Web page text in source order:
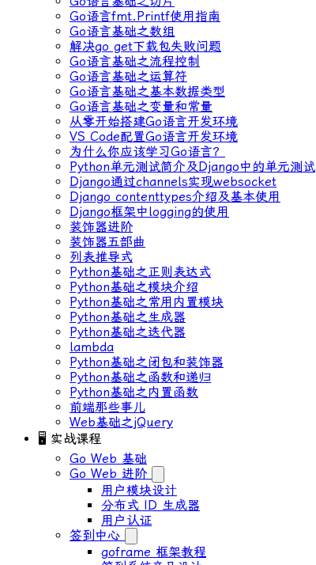
Go语言fmt.Printf使用指南
Go语言基础之数组
解决go get下载包失败问题
Go语言基础之流程控制
Go语言基础之运算符
Go语言基础之基本数据类型
Go语言基础之变量和常量
从零开始搭建Go语言开发环境
VS Code配置Go语言开发环境
为什么你应该学习Go语言？
Python单元测试简介及Django中的单元测试
Django通过channels实现websocket
Django contenttypes介绍及基本使用
Django框架中logging的使用
装饰器进阶
装饰器五部曲
列表推导式
Python基础之正则表达式
Python基础之模块介绍
Python基础之常用内置模块
Python基础之生成器
Python基础之迭代器
lambda
Python基础之闭包和装饰器
Python基础之函数和递归
Python基础之内置函数
前端那些事儿
Web基础之jQuery
🖥 实战课程
Go Web 基础
Go Web 进阶
用户模块设计
分布式 ID ⽣成器
⽤户认证
签到中心
goframe 框架教程